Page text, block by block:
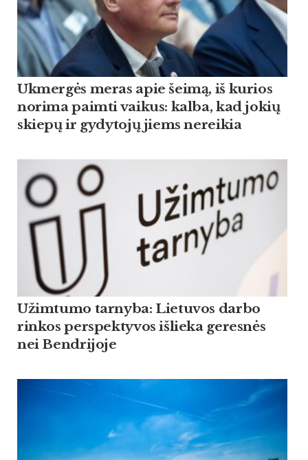
Ukmergės meras apie šeimą, iš kurios
norima paimti vaikus: kalba, kad jokių
skiepų ir gydytojų jiems nereikia
Užimtumo tarnyba: Lietuvos darbo
rinkos perspektyvos išlieka geresnės
nei Bendrijoje